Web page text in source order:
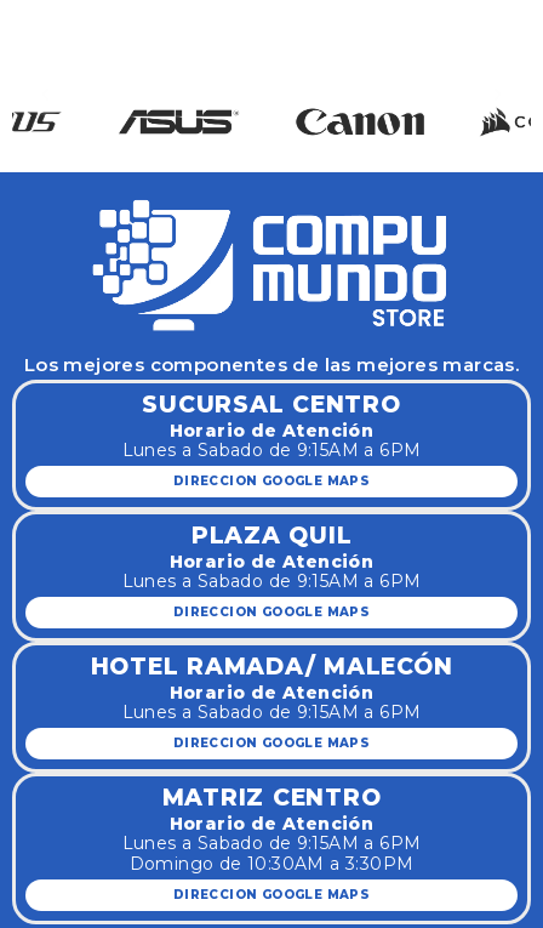
Los mejores componentes de las mejores marcas.
SUCURSAL CENTRO
Horario de Atención
Lunes a Sabado de 9:15AM a 6PM
DIRECCION GOOGLE MAPS
PLAZA QUIL
Horario de Atención
Lunes a Sabado de 9:15AM a 6PM
DIRECCION GOOGLE MAPS
HOTEL RAMADA/ MALECÓN
Horario de Atención
Lunes a Sabado de 9:15AM a 6PM
DIRECCION GOOGLE MAPS
MATRIZ CENTRO
Horario de Atención
Lunes a Sabado de 9:15AM a 6PM
Domingo de 10:30AM a 3:30PM
DIRECCION GOOGLE MAPS